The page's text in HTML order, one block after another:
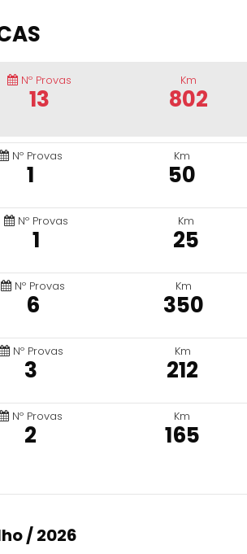
Nº Provas
13
Km
802
Nº Provas
1
Km
50
Nº Provas
1
Km
25
Nº Provas
6
Km
350
Nº Provas
3
Km
212
Nº Provas
2
Km
165
/ 2026